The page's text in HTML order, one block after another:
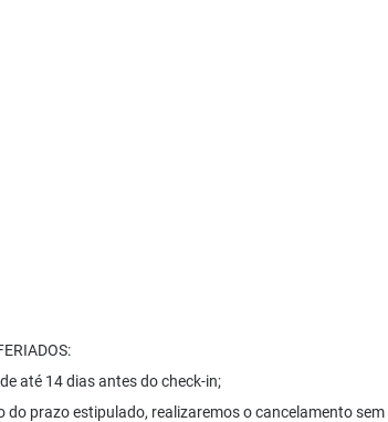
até 14 dias antes do check-in;
do prazo estipulado, realizaremos o cancelamento